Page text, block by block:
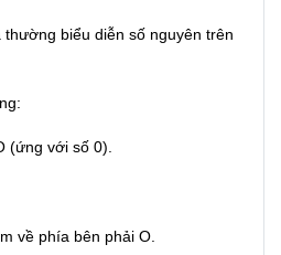
biểu diễn số nguyên trên
(ứng với số 0).
về phía bên phải O.